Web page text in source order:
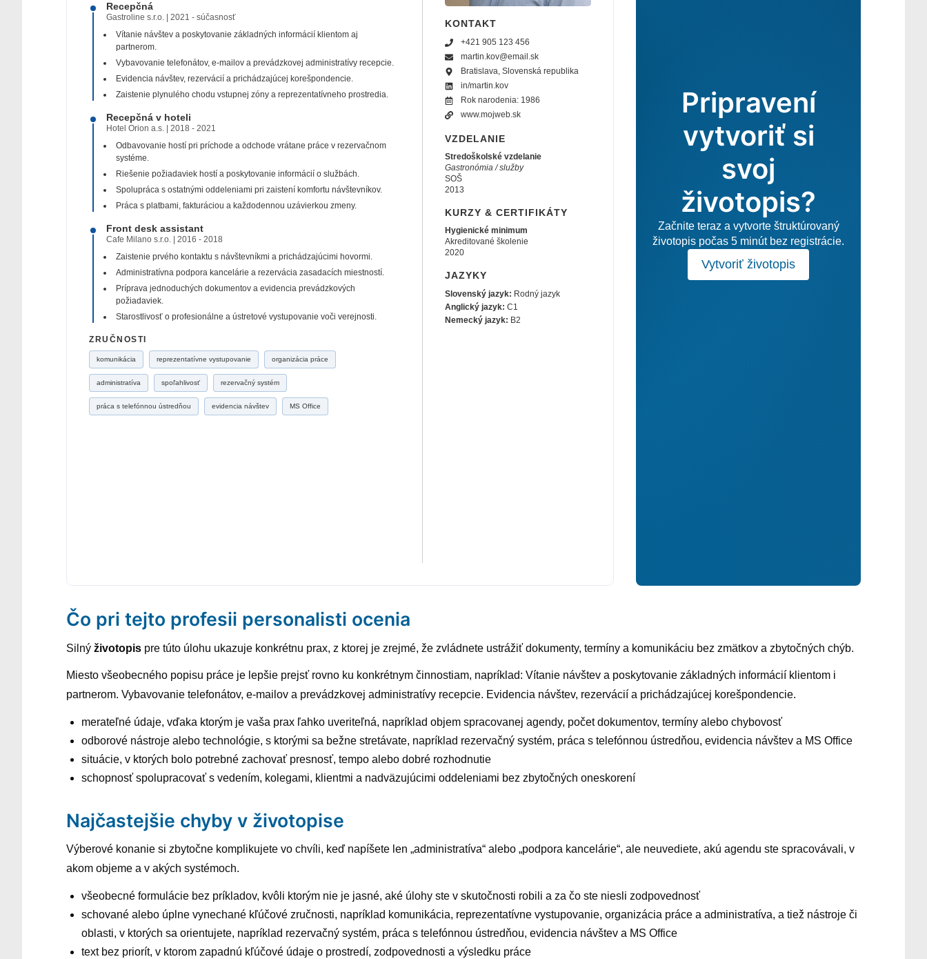
Recepčná
Gastroline s.r.o. 2021 - súčasnosť
Vítanie návštev a poskytovanie základných informácií klientom aj
partnerom.
Vybavovanie telefonátov, e-mailov a prevádzkovej administratívy recepcie.
Evidencia návštev, rezervácií a prichádzajúcej korešpondencie.
Zaistenie plynulého chodu vstupnej zóny a reprezentatívneho prostredia.
Recepčná v hoteli
Hotel Orion a.s. 2018 - 2021
Odbavovanie hostí pri príchode a odchode vrátane práce v rezervačnom
systéme.
Riešenie požiadaviek hostí a poskytovanie informácií o službách.
Spolupráca s ostatnými oddeleniami pri zaistení komfortu návštevníkov.
Práca s platbami, fakturáciou a každodennou uzávierkou zmeny.
Front desk assistant
Cafe Milano s.r.o. 2016 - 2018
Zaistenie prvého kontaktu s návštevníkmi a prichádzajúcimi hovormi.
Administratívna podpora kancelárie a rezervácia zasadacích miestností.
Príprava jednoduchých dokumentov a evidencia prevádzkových
požiadaviek.
Starostlivosť o profesionálne a ústretové vystupovanie voči verejnosti.
ZRUČNOSTI
komunikácia reprezentatívne vystupovanie organizácia práce
administratíva spoľahlivosť rezervačný systém
práca s telefónnou ústredňou evidencia návštev MS Office
KONTAKT
+421 905 123 456
martin.kov@email.sk
Bratislava, Slovenská republika
in/martin.kov
Rok narodenia: 1986
www.mojweb.sk
VZDELANIE
Stredoškolské vzdelanie
Gastronómia / služby
SOŠ
2013
KURZY & CERTIFIKÁTY
Hygienické minimum
Akreditované školenie
2020
JAZYKY
Slovenský jazyk: Rodný jazyk
Anglický jazyk: C1
Nemecký jazyk: B2
Pripravení
vytvoriť si
svoj
životopis?
Začnite teraz a vytvorte štruktúrovaný
životopis počas 5 minút bez registrácie.
Vytvoriť životopis
Čo pri tejto profesii personalisti ocenia
Silný životopis pre túto úlohu ukazuje konkrétnu prax, z ktorej je zrejmé, že zvládnete ustrážiť dokumenty, termíny a komunikáciu bez zmätkov a zbytočných chýb.
Miesto všeobecného popisu práce je lepšie prejsť rovno ku konkrétnym činnostiam, napríklad: Vítanie návštev a poskytovanie základných informácií klientom i
partnerom. Vybavovanie telefonátov, e-mailov a prevádzkovej administratívy recepcie. Evidencia návštev, rezervácií a prichádzajúcej korešpondencie.
merateľné údaje, vďaka ktorým je vaša prax ľahko uveriteľná, napríklad objem spracovanej agendy, počet dokumentov, termíny alebo chybovosť
odborové nástroje alebo technológie, s ktorými sa bežne stretávate, napríklad rezervačný systém, práca s telefónnou ústredňou, evidencia návštev a MS Office
situácie, v ktorých bolo potrebné zachovať presnosť, tempo alebo dobré rozhodnutie
schopnosť spolupracovať s vedením, kolegami, klientmi a nadväzujúcimi oddeleniami bez zbytočných oneskorení
Najčastejšie chyby v životopise
Výberové konanie si zbytočne komplikujete vo chvíli, keď napíšete len „administratíva“ alebo „podpora kancelárie“, ale neuvediete, akú agendu ste spracovávali, v
akom objeme a v akých systémoch.
všeobecné formulácie bez príkladov, kvôli ktorým nie je jasné, aké úlohy ste v skutočnosti robili a za čo ste niesli zodpovednosť
schované alebo úplne vynechané kľúčové zručnosti, napríklad komunikácia, reprezentatívne vystupovanie, organizácia práce a administratíva, a tiež nástroje či
oblasti, v ktorých sa orientujete, napríklad rezervačný systém, práca s telefónnou ústredňou, evidencia návštev a MS Office
text bez priorít, v ktorom zapadnú kľúčové údaje o prostredí, zodpovednosti a výsledku práce